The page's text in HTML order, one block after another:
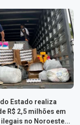
Estado realiza
R$ 2,5 milhões em
no Noroeste...